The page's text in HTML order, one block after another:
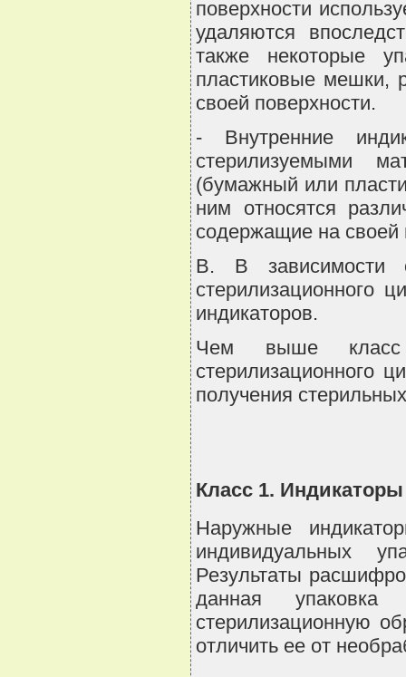
поверхности
удаляются
также некоторые
пластиковые мешки,
своей поверхности.
- Внутренние
стерилизуемыми
(бумажный или
ним относятся
содержащие на своей
B. В зависимости
стерилизационного
индикаторов.
Чем выше класс
стерилизационного
получения
Класс 1.
Наружные
индивидуальных
Результаты
данная
стерилизационную
отличить ее от